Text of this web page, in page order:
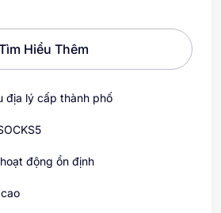
Hiểu Thêm
địa lý cấp thành phố
động ổn định